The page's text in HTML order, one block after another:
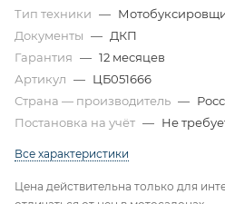
Тип техники —
Документы — ДКП
Гарантия — 12 месяцев
Артикул — ЦБ051666
Страна — производитель —
Постановка на учёт — Не
Все характеристики
Цена действительна только для